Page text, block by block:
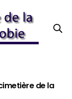
de la